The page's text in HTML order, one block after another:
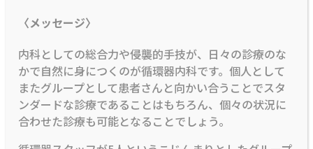
〈メッセージ〉
内科としての総合力や侵襲的手技が、日々の診療のな
かで自然に身につくのが循環器内科です。個人として
またグループとして患者さんと向かい合うことでスタ
ンダードな診療であることはもちろん、個々の状況に
合わせた診療も可能となることでしょう。